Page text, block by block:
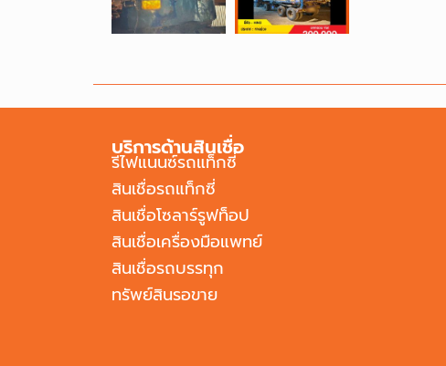
บริการด้านสินเชื่อ
รีไฟแนนซ์รถแท็กซี่
สินเชื่อรถแท็กซี่
สินเชื่อโซลาร์รูฟท็อป
สินเชื่อเครื่องมือแพทย์
สินเชื่อรถบรรทุก
ทรัพย์สินรอขาย